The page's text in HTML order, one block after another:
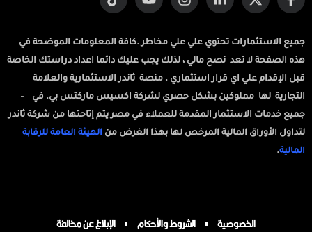
جميع الاستثمارات تحتوي علي علي مخاطر .كافة المعلومات الموضحة في
هذه الصفحة لا تعد نصح مالي ، لذلك يجب عليك دائما اعداد دراستك الخاصة
قبل الإقدام علي اي قرار استثماري . منصة ثاندر الاستثمارية والعلامة
التجارية لها مملوكين بشكل حصري لشركة اكسيس ماركتس بي. في –
جميع خدمات الاستثمار المقدمة للعملاء في مصر يتم إتاحتها من شركة ثاندر
لتداول الأوراق المالية المرخص لها بهذا الغرض من الهيئة العامة للرقابة
المالية.
الخصوصية الشروط والأحكام الإبلاغ عن مخالفة